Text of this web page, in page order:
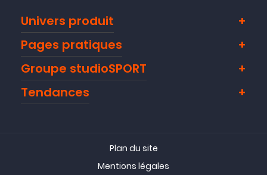
Univers produit
Pages pratiques
Groupe studioSPORT
Tendances
Plan du site
Mentions légales